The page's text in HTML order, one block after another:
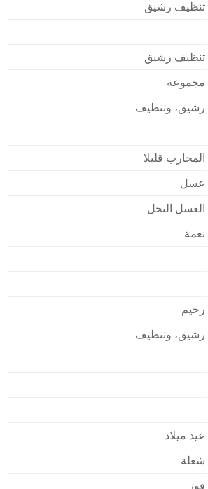
تنظيف رشيق
تنظيف رشيق
مجموعة
رشيق، وتنظيف
المحارب قليلا
عسل
العسل النحل
نعمة
رحيم
رشيق، وتنظيف
عيد ميلاد
شعلة
فوز